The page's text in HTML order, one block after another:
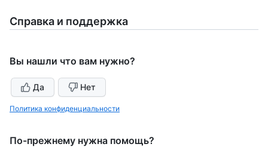
Справка и поддержка
Вы нашли что вам нужно?
Да Нет
Политика конфиденциальности
По-прежнему нужна помощь?